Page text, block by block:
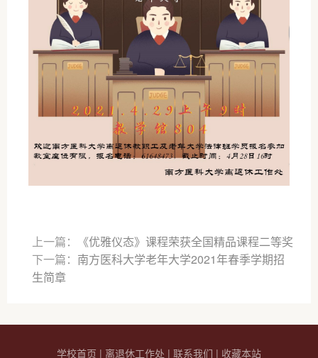
上一篇：
《优雅仪态》课程荣获全国精品课程二等奖
下一篇： 南方医科大学老年大学2021年春季学期招
生简章
学校首页 | 离退休工作处 | 联系我们 | 收藏本站